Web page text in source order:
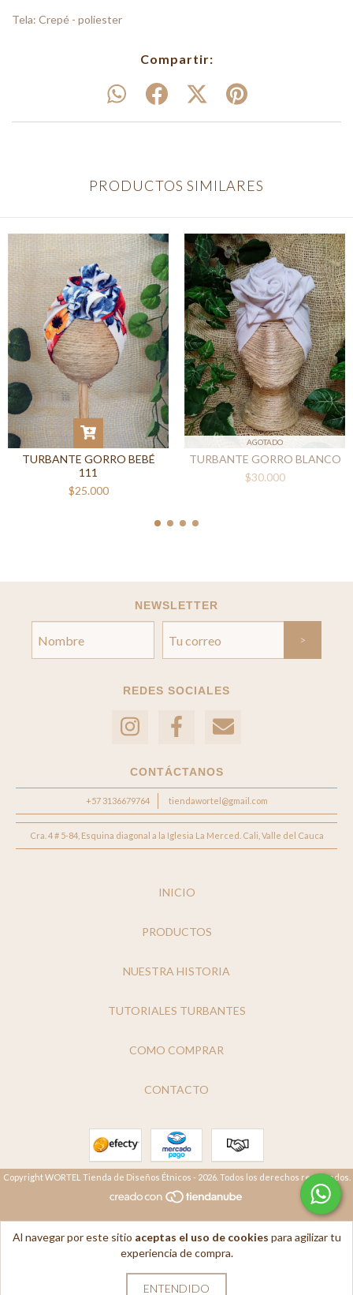
Al navegar por este sitio aceptas el uso de cookies para agilizar tu
experiencia de compra.
ENTENDIDO
Tela: Crepé - poliester
Compartir:
PRODUCTOS SIMILARES
TURBANTE GORRO BEBÉ
111
$25.000
AGOTADO
TURBANTE GORRO BLANCO
$30.000
NEWSLETTER
REDES SOCIALES
CONTÁCTANOS
+57 3136679764 tiendawortel@gmail.com
Cra. 4 # 5-84, Esquina diagonal a la Iglesia La Merced. Cali, Valle del Cauca
INICIO
PRODUCTOS
NUESTRA HISTORIA
TUTORIALES TURBANTES
COMO COMPRAR
CONTACTO
Copyright WORTEL Tienda de Diseños Étnicos - 2026. Todos los derechos reservados.